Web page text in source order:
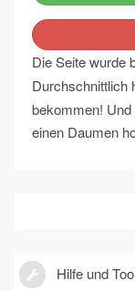
Die Seite wurde
Durchschnittlich
bekommen!
einen Daumen
Hilfe und